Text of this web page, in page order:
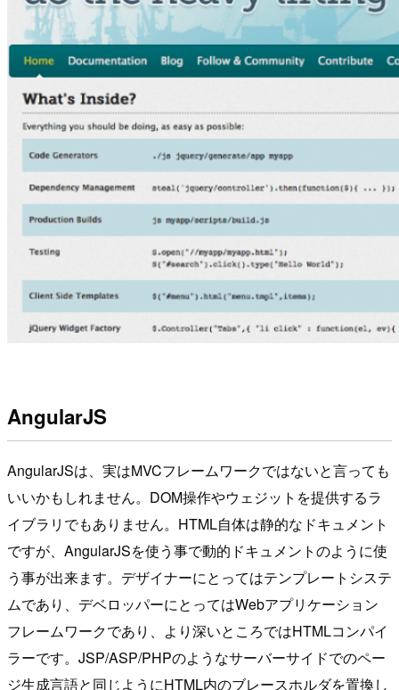
AngularJS
AngularJSは、実はMVCフレームワークではないと言っても
いいかもしれません。DOM操作やウェジットを提供するラ
イブラリでもありません。HTML自体は静的なドキュメント
ですが、AngularJSを使う事で動的ドキュメントのように使
う事が出来ます。デザイナーにとってはテンプレートシステ
ムであり、デベロッパーにとってはWebアプリケーション
フレームワークであり、より深いところではHTMLコンパイ
ラーです。JSP/ASP/PHPのようなサーバーサイドでのペー
ジ生成言語と同じようにHTML内のブレースホルダを置換し